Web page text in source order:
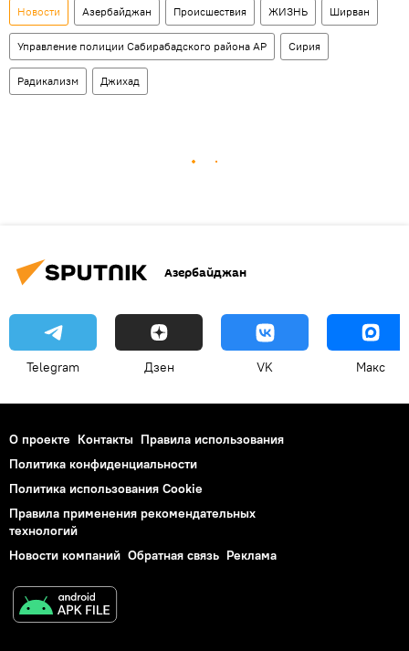
Новости Азербайджан Происшествия ЖИЗНЬ Ширван
Управление полиции Сабирабадского района АР Сирия
Радикализм Джихад
Азербайджан
Telegram Дзен VK Макс
О проекте Контакты Правила использования
Политика конфиденциальности
Политика использования Cookie
Правила применения рекомендательных
технологий
Новости компаний Обратная связь Реклама